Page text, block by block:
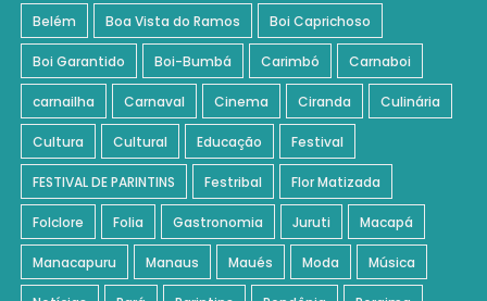
Belém Boa Vista do Ramos Boi Caprichoso
Boi Garantido Boi-Bumbá Carimbó Carnaboi
carnailha Carnaval Cinema Ciranda Culinária
Cultura Cultural Educação Festival
FESTIVAL DE PARINTINS Festribal Flor Matizada
Folclore Folia Gastronomia Juruti Macapá
Manacapuru Manaus Maués Moda Música